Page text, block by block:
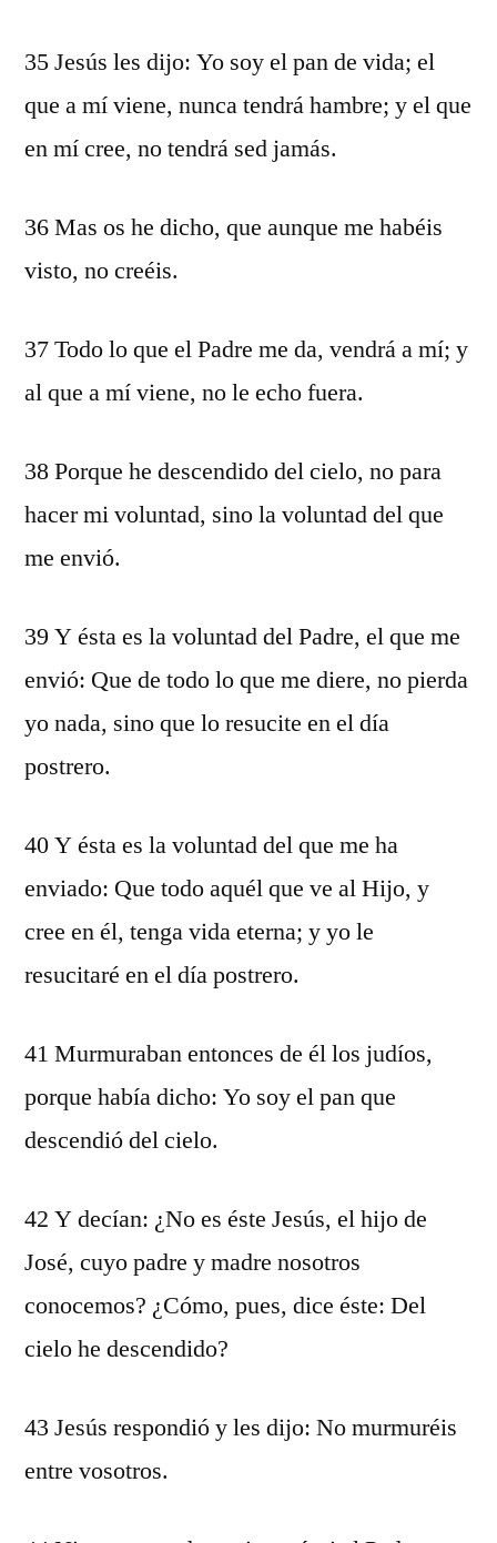
35 Jesús les dijo: Yo soy el pan de vida; el
que a mí viene, nunca tendrá hambre; y el que
en mí cree, no tendrá sed jamás.
36 Mas os he dicho, que aunque me habéis
visto, no creéis.
37 Todo lo que el Padre me da, vendrá a mí; y
al que a mí viene, no le echo fuera.
38 Porque he descendido del cielo, no para
hacer mi voluntad, sino la voluntad del que
me envió.
39 Y ésta es la voluntad del Padre, el que me
envió: Que de todo lo que me diere, no pierda
yo nada, sino que lo resucite en el día
postrero.
40 Y ésta es la voluntad del que me ha
enviado: Que todo aquél que ve al Hijo, y
cree en él, tenga vida eterna; y yo le
resucitaré en el día postrero.
41 Murmuraban entonces de él los judíos,
porque había dicho: Yo soy el pan que
descendió del cielo.
42 Y decían: ¿No es éste Jesús, el hijo de
José, cuyo padre y madre nosotros
conocemos? ¿Cómo, pues, dice éste: Del
cielo he descendido?
43 Jesús respondió y les dijo: No murmuréis
entre vosotros.